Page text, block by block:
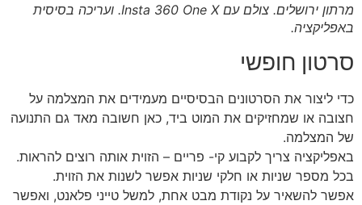
מרתון ירושלים. צולם עם Insta 360 One X. ועריכה בסיסית
באפליקציה.
סרטון חופשי
כדי ליצור את הסרטונים הבסיסיים מעמידים את המצלמה על
חצובה או שמחזיקים את המוט ביד, כאן חשובה מאד גם התנועה
של המצלמה.
באפליקציה צריך לקבוע קי- פריים – הזוית אותה רוצים להראות.
בכל מספר שניות או חלקי שניות אפשר לשנות את הזוית.
אפשר להשאיר על נקודת מבט אחת, למשל טייני פלאנט, ואפשר